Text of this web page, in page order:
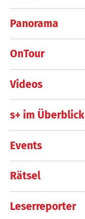
Panorama
OnTour
Videos
s+ im Überblick
Events
Rätsel
Leserreporter